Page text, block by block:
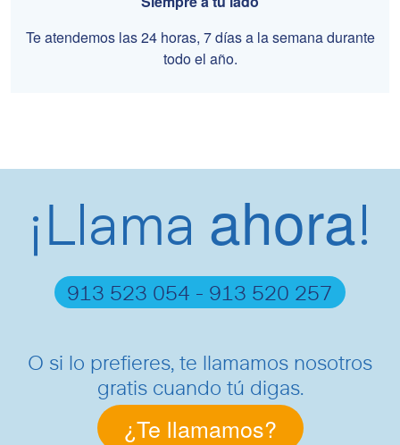
Te atendemos las 24 horas, 7 días a la semana durante
todo el año.
¡Llama ahora!
913 523 054 - 913 520 257
O si lo prefieres, te llamamos nosotros
gratis cuando tú digas.
¿Te llamamos?